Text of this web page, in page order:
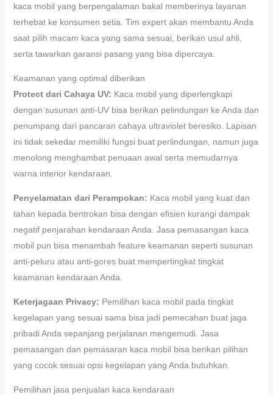
kaca mobil yang berpengalaman bakal memberinya layanan
terhebat ke konsumen setia. Tim expert akan membantu Anda
saat pilih macam kaca yang sama sesuai, berikan usul ahli,
serta tawarkan garansi pasang yang bisa dipercaya.
Keamanan yang optimal diberikan
Protect dari Cahaya UV: Kaca mobil yang diperlengkapi
dengan susunan anti-UV bisa berikan pelindungan ke Anda dan
penumpang dari pancaran cahaya ultraviolet beresiko. Lapisan
ini tidak sekedar memiliki fungsi buat perlindungan, namun juga
menolong menghambat penuaan awal serta memudarnya
warna interior kendaraan.
Penyelamatan dari Perampokan: Kaca mobil yang kuat dan
tahan kepada bentrokan bisa dengan efisien kurangi dampak
negatif penjarahan kendaraan Anda. Jasa pemasangan kaca
mobil pun bisa menambah feature keamanan seperti susunan
anti-peluru atau anti-gores buat mempertingkat tingkat
keamanan kendaraan Anda.
Keterjagaan Privacy: Pemilihan kaca mobil pada tingkat
kegelapan yang sesuai sama bisa jadi pemecahan buat jaga
pribadi Anda sepanjang perjalanan mengemudi. Jasa
pemasangan dan pemasaran kaca mobil bisa berikan pilihan
yang cocok sesuai opsi kegelapan yang Anda butuhkan.
Pemilihan jasa penjualan kaca kendaraan